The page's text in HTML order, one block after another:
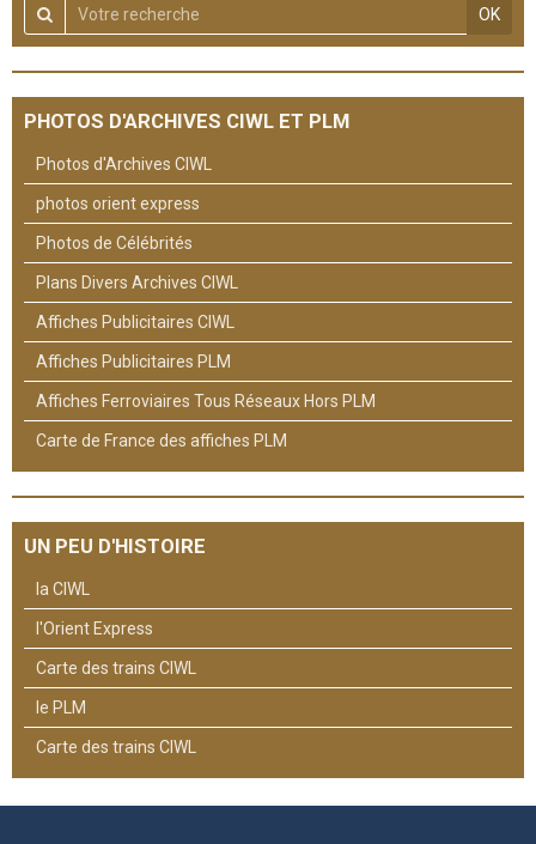
OK
PHOTOS D'ARCHIVES CIWL ET PLM
Photos d'Archives CIWL
photos orient express
Photos de Célébrités
Plans Divers Archives CIWL
Affiches Publicitaires CIWL
Affiches Publicitaires PLM
Affiches Ferroviaires Tous Réseaux Hors PLM
Carte de France des affiches PLM
UN PEU D'HISTOIRE
la CIWL
l'Orient Express
Carte des trains CIWL
le PLM
Carte des trains CIWL